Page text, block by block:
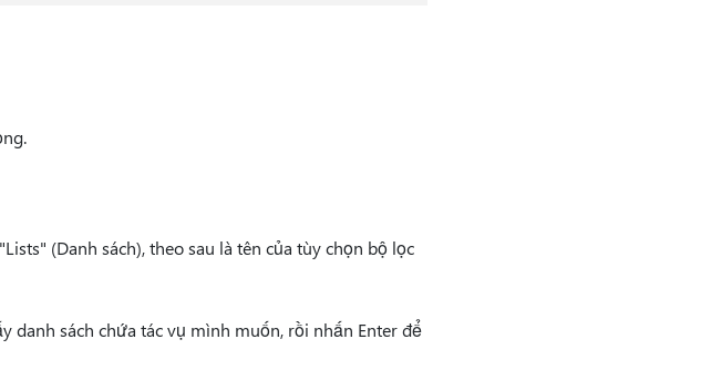
(Danh sách), theo sau là tên của tùy chọn bộ lọc
sách chứa tác vụ mình muốn, rồi nhấn Enter để